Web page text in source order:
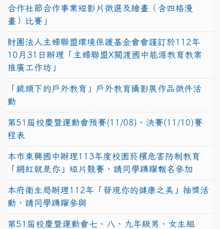
合作社節合作事業短影片徵選及繪畫（含四格漫
畫）比賽」
財團法人主婦聯盟環境保護基金會會謹訂於112年
10月31日辦理「主婦聯盟X關渡國中能源教育教案
推廣工作坊」
「鏡頭下的戶外教育」戶外教育攝影展作品徵件活
動
第51屆校慶暨運動會預賽(11/08)、決賽(11/10)賽
程表
本市東興國中辦理113年度校園菸檳危害防制教育
「網紅就是你」短片競賽，請同學踴躍報名參加
本府衛生局辦理112年「發現你的健康之美」抽獎活
動，請同學踴躍參與
第51屆校慶暨運動會七、八、九年級男、女生組